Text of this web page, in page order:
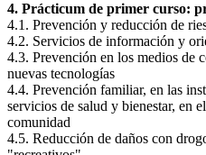
4. Prácticum de primer curso:
4.1. Prevención y reducción de
4.2. Servicios de información y
4.3. Prevención en los medios de
nuevas tecnologías
4.4. Prevención familiar, en las
servicios de salud y bienestar, en
comunidad
4.5. Reducción de daños con